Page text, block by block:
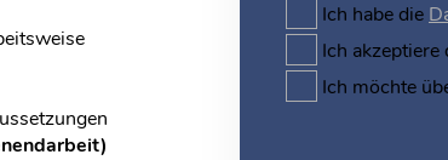
Ich habe die
Ich
Ich möchte